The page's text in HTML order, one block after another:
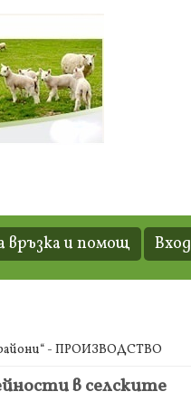
връзка и помощ Вход
райони“ - ПРОИЗВОДСТВО
в селските